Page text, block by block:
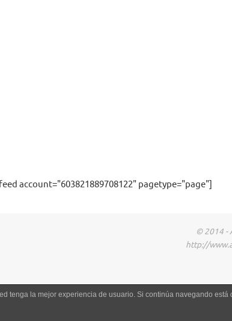
account="603821889708122" pagetype="page"]
© 2014 -
http://
tenga la mejor experiencia de usuario. Si continúa navegando